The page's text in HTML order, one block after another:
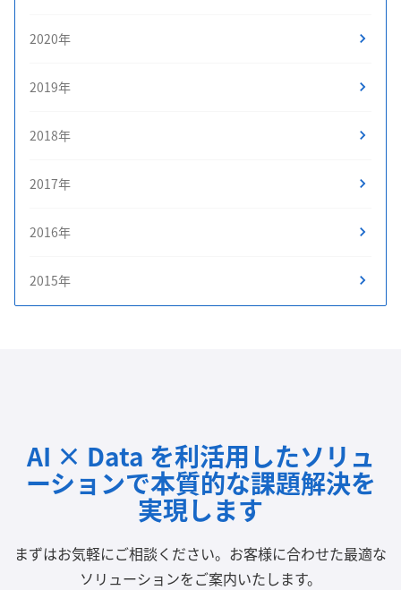
2020年
2019年
2018年
2017年
2016年
2015年
AI × Data を利活用したソリュ
ーションで本質的な課題解決を
実現します
まずはお気軽にご相談ください。 お客様に合わせた最適な
ソリューションをご案内いたします。